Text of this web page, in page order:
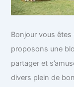
Bonjour vous
proposons une
partager et
divers plein de